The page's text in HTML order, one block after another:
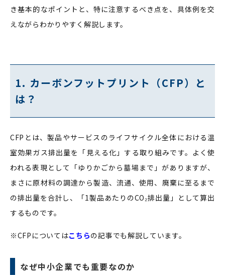
き基本的なポイントと、特に注意するべき点を、具体例を交
えながらわかりやすく解説します。
1. カーボンフットプリント（CFP）と
は？
CFPとは、製品やサービスのライフサイクル全体における温
室効果ガス排出量を「見える化」する取り組みです。よく使
われる表現として「ゆりかごから墓場まで」がありますが、
まさに原材料の調達から製造、流通、使用、廃棄に至るまで
の排出量を合計し、「1製品あたりのCO₂排出量」として算出
するものです。
※CFPについてはこちらの記事でも解説しています。
なぜ中小企業でも重要なのか